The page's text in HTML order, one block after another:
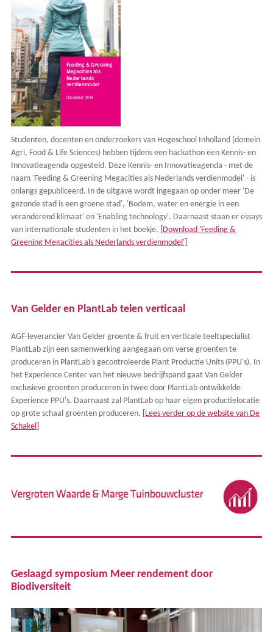
Studenten, docenten en onderzoekers van Hogeschool Inholland (domein
Agri, Food & Life Sciences) hebben tijdens een hackathon een Kennis- en
Innovatieagenda opgesteld. Deze Kennis- en Innovatieagenda - met de
naam 'Feeding & Greening Megacities als Nederlands verdienmodel' - is
onlangs gepubliceerd. In de uitgave wordt ingegaan op onder meer 'De
gezonde stad is een groene stad', 'Bodem, water en energie in een
veranderend klimaat' en 'Enabling technology'. Daarnaast staan er essays
van internationale studenten in het boekje. [Download 'Feeding &
Greening Megacities als Nederlands verdienmodel']
Van Gelder en PlantLab telen verticaal
AGF-leverancier Van Gelder groente & fruit en verticale teeltspecialist
PlantLab zijn een samenwerking aangegaan om verse groenten te
produceren in PlantLab's gecontroleerde Plant Productie Units (PPU's). In
het Experience Center van het nieuwe bedrijfspand gaat Van Gelder
exclusieve groenten produceren in twee door PlantLab ontwikkelde
Experience PPU's. Daarnaast zal PlantLab op haar eigen productielocatie
op grote schaal groenten produceren. [Lees verder op de website van De
Schakel]
Geslaagd symposium Meer rendement door
Biodiversiteit